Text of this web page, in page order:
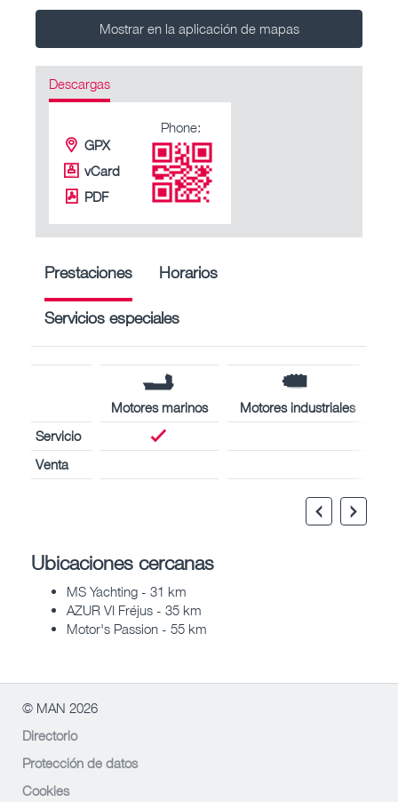
Mostrar en la aplicación de mapas
Descargas
GPX
vCard
PDF
Phone:
Prestaciones Horarios
Servicios especiales
Motores marinos
Motores industriales
Servicio
Venta
Ubicaciones cercanas
MS Yachting - 31 km
AZUR VI Fréjus - 35 km
Motor's Passion - 55 km
© MAN 2026
Directorio
Protección de datos
Cookies